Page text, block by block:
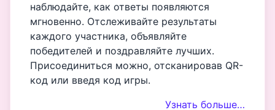
наблюдайте, как ответы появляются
мгновенно. Отслеживайте результаты
каждого участника, объявляйте
победителей и поздравляйте лучших.
Присоединиться можно, отсканировав QR-
код или введя код игры.
Узнать больше…